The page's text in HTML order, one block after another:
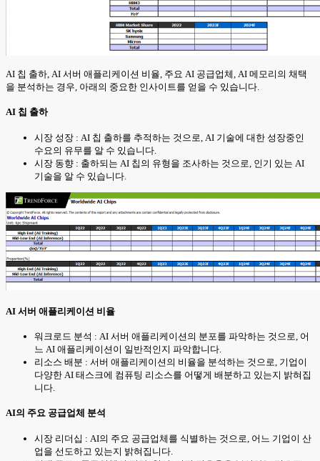
AI 칩 출하, AI 서버 애플리케이션 비율, 주요 AI 공급업체, AI 메모리의 채택
을 분석하는 경우, 아래의 중요한 인사이트를 얻을 수 있습니다.
AI 칩 출하
시장 성장 : AI 칩 출하를 추적하는 것으로, AI 기술에 대한 성장중인
수요의 유무를 알 수 있습니다.
시장 동향 : 출하되는 AI 칩의 유형을 조사하는 것으로, 인기 있는 AI
기술을 알 수 있습니다.
AI 서버 애플리케이션 비율
워크로드 분석 : AI 서버 애플리케이션의 분포를 파악하는 것으로, 어
느 AI 애플리케이션이 일반적인지 파악합니다.
리소스 배분 : 서버 애플리케이션의 비율을 분석하는 것으로, 기업이
다양한 AI 태스크에 컴퓨팅 리소스를 어떻게 배분하고 있는지 밝혀집
니다.
AI의 주요 공급업체 분석
시장 리더십 : AI의 주요 공급업체를 식별하는 것으로, 어느 기업이 산
업을 선도하고 있는지 밝혀집니다.